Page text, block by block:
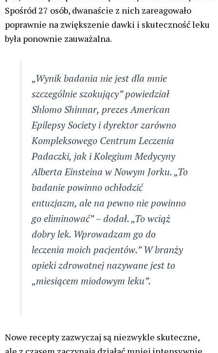
Spośród 27 osób, dwanaście z nich zareagowało
poprawnie na zwiększenie dawki i skuteczność leku
była ponownie zauważalna.
„Wynik badania nie jest dla mnie
szczególnie szokujący” powiedział
Shlomo Shinnar, prezes American
Epilepsy Society i dyrektor zarówno
Kompleksowego Centrum Leczenia
Padaczki, jak i Kolegium Medycyny
Alberta Einsteina w Nowym Jorku. „To
badanie powinno ochłodzić
entuzjazm, ale na pewno nie powinno
go eliminować” – dodał. „To wciąż
dobry lek. Wprowadzam go do
leczenia moich pacjentów.” W branży
opieki zdrowotnej nazywane jest to
„miesiącem miodowym leku”.
Nowe recepty zazwyczaj są niezwykle skuteczne,